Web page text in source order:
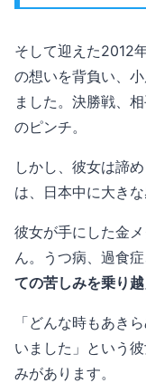
そして迎えた2012
の想いを背負い、
ました。決勝戦、
のピンチ。
しかし、彼女は諦
は、日本中に大き
彼女が手にした金
ん。うつ病、過食
ての苦しみを乗り
「どんな時もあき
いました」という
みがあります。